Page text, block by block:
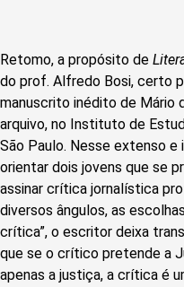
Retomo, a propósito de
do prof. Alfredo Bosi, certo
manuscrito inédito de Mário
arquivo, no Instituto de
São Paulo. Nesse extenso
orientar dois jovens que se
assinar crítica jornalística
diversos ângulos, as
crítica”, o escritor deixa
que se o crítico pretende a
apenas a justiça, a crítica é